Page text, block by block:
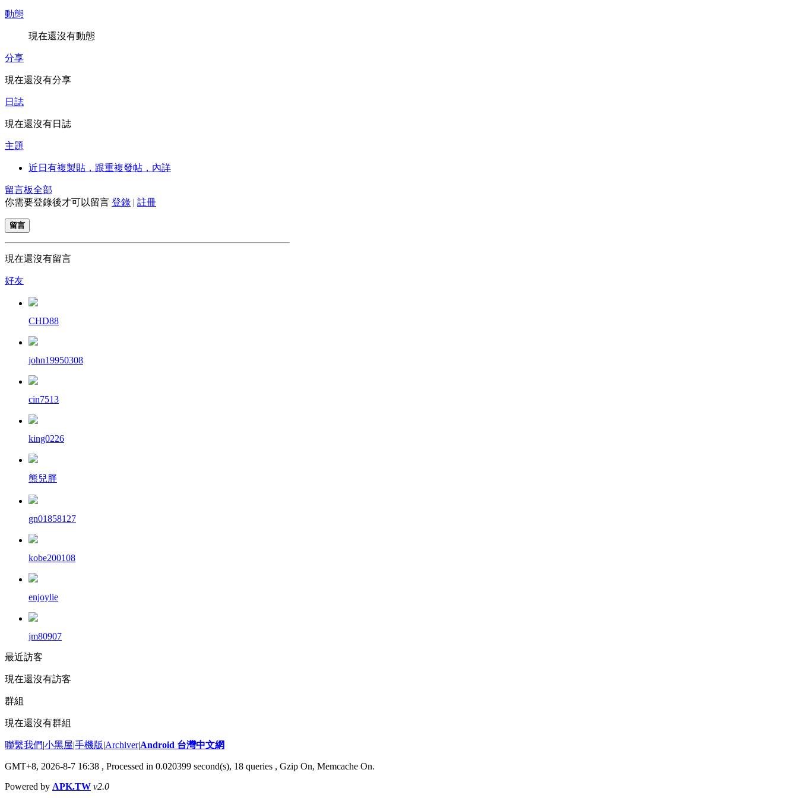
動態
現在還沒有動態
分享
現在還沒有分享
日誌
現在還沒有日誌
主題
近日有複製貼，跟重複發帖，內詳
留言板全部
你需要登錄後才可以留言 登錄 | 註冊
留言
現在還沒有留言
好友
CHD88
john19950308
cin7513
king0226
熊兒胖
gn01858127
kobe200108
enjoylie
jm80907
最近訪客
現在還沒有訪客
群組
現在還沒有群組
聯繫我們|小黑屋|手機版|Archiver|Android 台灣中文網
GMT+8, 2026-8-7 16:38 , Processed in 0.020399 second(s), 18 queries , Gzip On, Memcache On.
Powered by APK.TW v2.0